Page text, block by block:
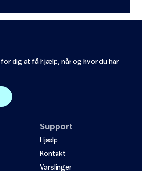
dig at få hjælp, når og hvor du har
Support
Hjælp
Kontakt
Varslinger